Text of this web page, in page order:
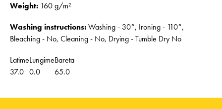
Weight: 160 g/m²
Washing instructions:Washing - 30°, Ironing - 110°,
Bleaching - No, Cleaning - No, Drying - Tumble Dry No
LatimeLungimeBareta
37.0 0.0 65.0